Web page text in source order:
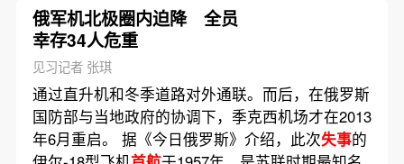
俄军机北极圈内迫降 全员
幸存34人危重
见习记者 张琪
通过直升机和冬季道路对外通联。而后，在俄罗斯
国防部与当地政府的协调下，季克西机场才在2013
年6月重启。 据《今日俄罗斯》介绍，此次失事的